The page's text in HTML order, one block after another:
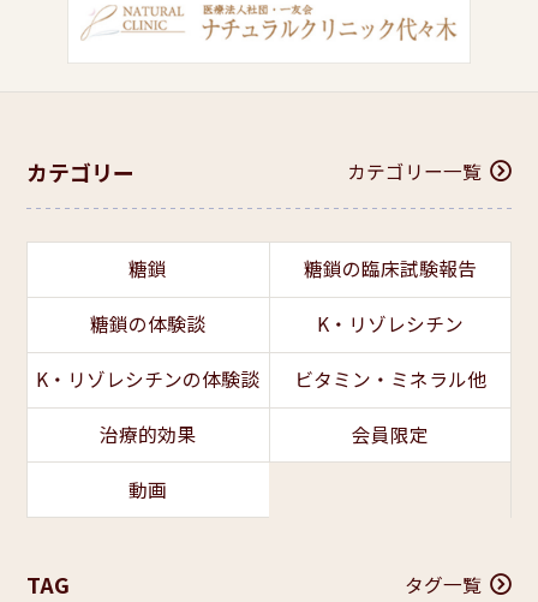
カテゴリー カテゴリー一覧
糖鎖
糖鎖の臨床試験報告
糖鎖の体験談
K・リゾレシチン
K・リゾレシチンの体験談
ビタミン・ミネラル他
治療的効果
会員限定
動画
TAG タグ一覧